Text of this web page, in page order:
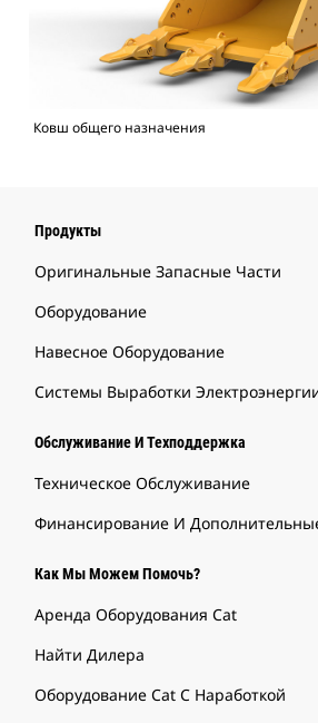
Ковш общего назначения
Продукты
Оригинальные Запасные Части
Оборудование
Навесное Оборудование
Системы Выработки
Обслуживание И Техподдержка
Техническое Обслуживание
Финансирование И
Как Мы Можем Помочь?
Аренда Оборудования Cat
Найти Дилера
Оборудование Cat С Наработкой